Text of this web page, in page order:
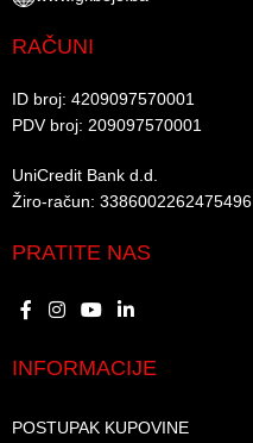
RAČUNI
ID broj: 4209097570001​
PDV broj: 209097570001 ​
UniCredit Bank d.d.​
Žiro-račun: 3386002262475496​​
PRATITE NAS
INFORMACIJE
POSTUPAK KUPOVINE